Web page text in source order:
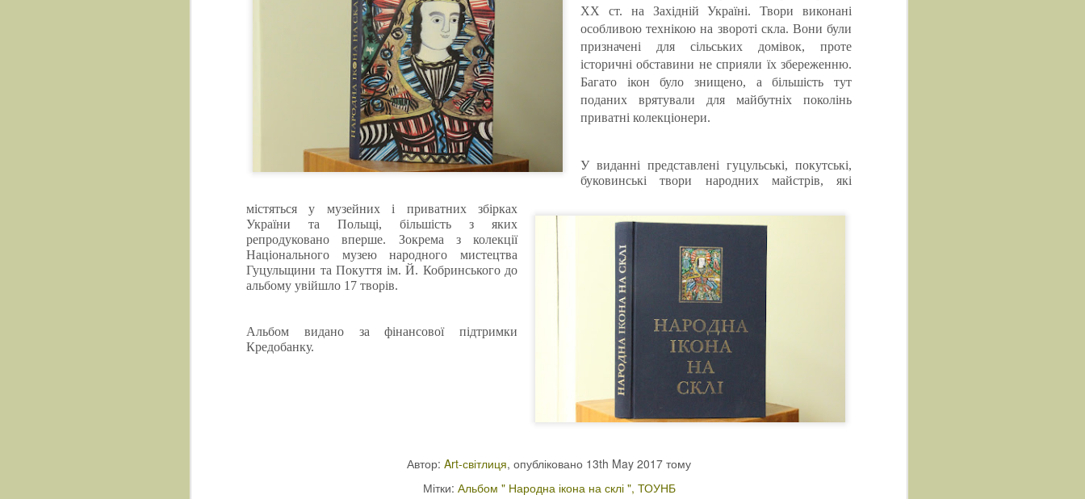
ХХ ст. на Західній Україні. Твори виконані
особливою технікою на звороті скла. Вони були
призначені для сільських домівок, проте
історичні обставини не сприяли їх збереженню.
Багато ікон було знищено, а більшість тут
поданих врятували для майбутніх поколінь
приватні колекціонери.
У виданні представлені гуцульські, покутські,
буковинські твори народних майстрів, які
містяться у музейних і приватних збірках
України та Польщі, більшість з яких
репродуковано вперше. Зокрема з колекції
Національного музею народного мистецтва
Гуцульщини та Покуття ім. Й. Кобринського до
альбому увійшло 17 творів.
Альбом видано за фінансової підтримки
Кредобанку.
Автор: Art-світлиця, опубліковано 13th May 2017 тому
Мітки: Альбом " Народна ікона на склі " ТОУНБ